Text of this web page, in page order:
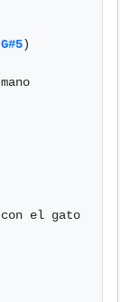
G#5)
con el gato